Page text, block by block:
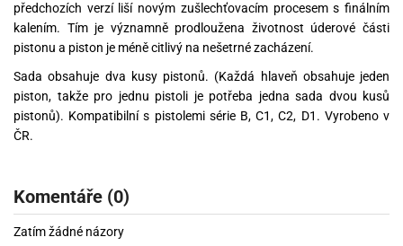
předchozích verzí liší novým zušlechťovacím procesem s finálním
kalením. Tím je významně prodloužena životnost úderové části
pistonu a piston je méně citlivý na nešetrné zacházení.
Sada obsahuje dva kusy pistonů. (Každá hlaveň obsahuje jeden
piston, takže pro jednu pistoli je potřeba jedna sada dvou kusů
pistonů). Kompatibilní s pistolemi série B, C1, C2, D1. Vyrobeno v
ČR.
Komentáře (0)
Zatím žádné názory